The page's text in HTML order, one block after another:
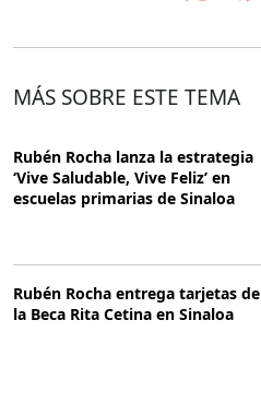
MÁS SOBRE ESTE TEMA
Rubén Rocha lanza la estrategia
‘Vive Saludable, Vive Feliz’ en
escuelas primarias de Sinaloa
Rubén Rocha entrega tarjetas de
la Beca Rita Cetina en Sinaloa